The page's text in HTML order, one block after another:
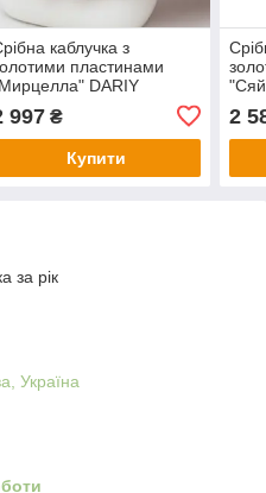
каблучка з
пластинами
DARIY
997₴
Купити
2
за рік
Україна